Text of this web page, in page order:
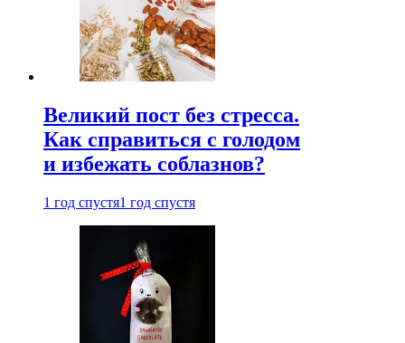
Великий пост без стресса.
Как справиться с голодом
и избежать соблазнов?
1 год спустя1 год спустя